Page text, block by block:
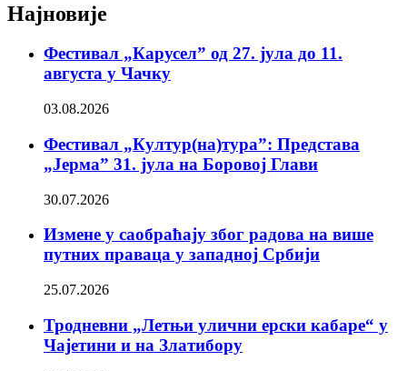
Најновије
Фестивал „Карусел” од 27. јула до 11.
августа у Чачку
03.08.2026
Фестивал „Култур(на)тура”: Представа
„Јерма” 31. јула на Боровој Глави
30.07.2026
Измене у саобраћају због радова на више
путних праваца у западној Србији
25.07.2026
Тродневни „Летњи улични ерски кабаре“ у
Чајетини и на Златибору